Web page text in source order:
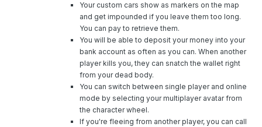
Your custom cars show as markers on the map
and get impounded if you leave them too long.
You can pay to retrieve them.
You will be able to deposit your money into your
bank account as often as you can. When another
player kills you, they can snatch the wallet right
from your dead body.
You can switch between single player and online
mode by selecting your multiplayer avatar from
the character wheel.
If you're fleeing from another player, you can call